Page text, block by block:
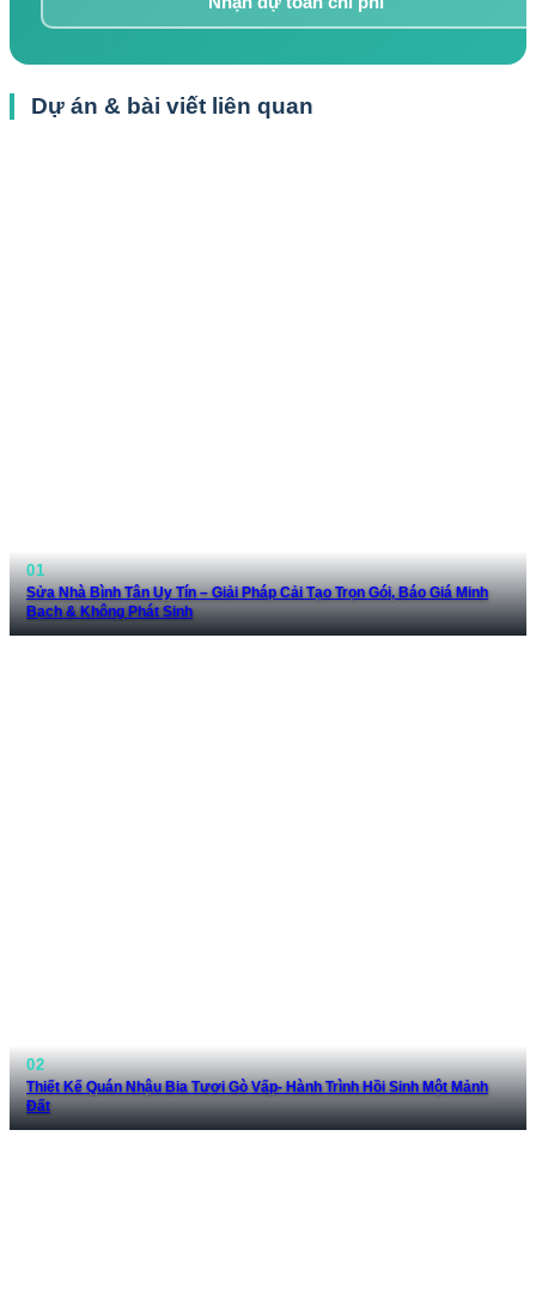
Dự án & bài viết liên quan
Sửa Nhà Bình Tân Uy Tín – Giải Pháp Cải Tạo Trọn Gói, Báo Giá Minh
Bạch & Không Phát Sinh
Thiết Kế Quán Nhậu Bia Tươi Gò Vấp- Hành Trình Hồi Sinh Một Mảnh
Đất